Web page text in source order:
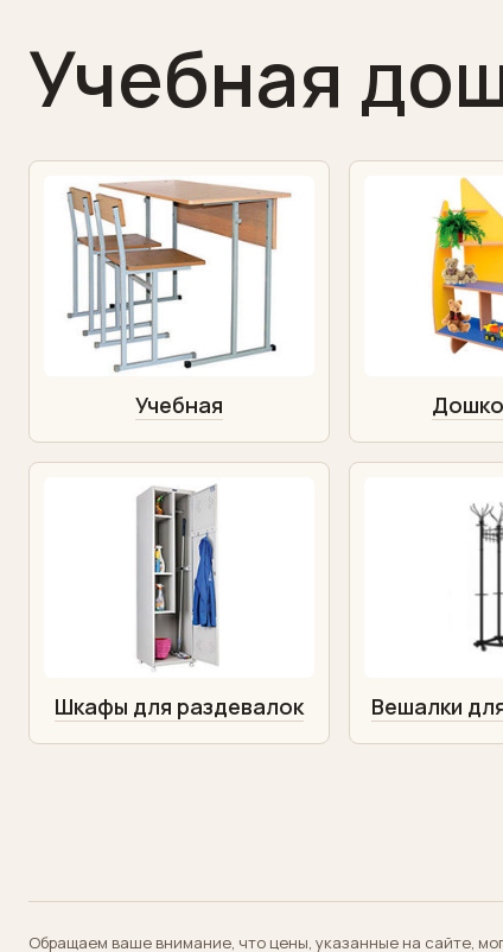
Торговая
выставочная
рестораны
Отзывы
Написать
нам
Сделать
заказ
Акции
Поставщики
Контакты
Учебная
Учебная
Шкафы для раздевалок Вешалки
Обращаем ваше внимание, что цены, указанные на сайте,